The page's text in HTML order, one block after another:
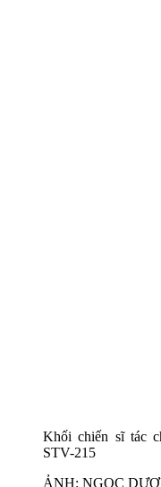
Khối chiến sĩ tác
STV-215
ẢNH: NGỌC